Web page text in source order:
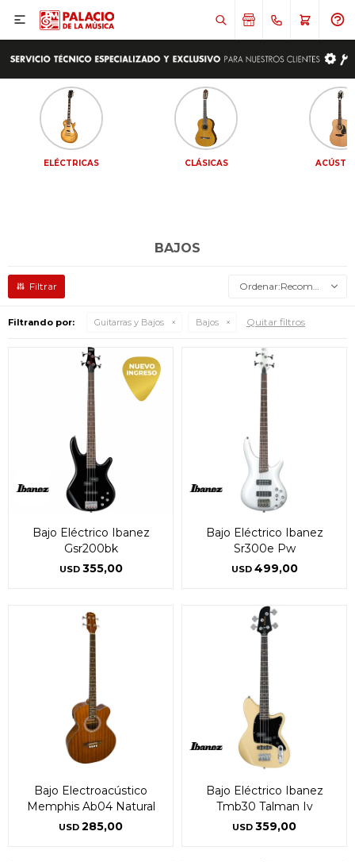

ELÉCTRICAS CLÁSICAS
BAJOS
Recomendados
Filtrando por: Guitarras y Bajos Bajos Quitar filtros
Bajo Eléctrico Ibanez
Gsr200bk
USD 355,00
Bajo Eléctrico Ibanez
Sr300e Pw
USD 499,00
Bajo Electroacústico
Memphis Ab04 Natural
USD 285,00
Bajo Eléctrico Ibanez
Tmb30 Talman Iv
USD 359,00